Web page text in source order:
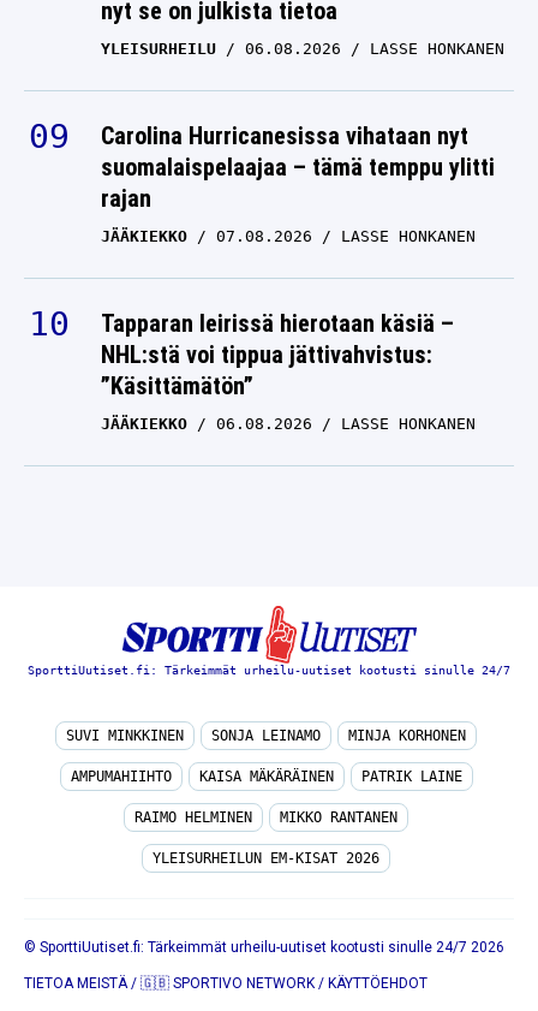
nyt se on julkista tietoa
YLEISURHEILU 06.08.2026 LASSE HONKANEN
Carolina Hurricanesissa vihataan nyt
suomalaispelaajaa – tämä temppu ylitti
rajan
JÄÄKIEKKO 07.08.2026 LASSE HONKANEN
Tapparan leirissä hierotaan käsiä –
NHL:stä voi tippua jättivahvistus:
”Käsittämätön”
JÄÄKIEKKO 06.08.2026 LASSE HONKANEN
SporttiUutiset.fi: Tärkeimmät urheilu-uutiset kootusti sinulle 24/7
SUVI MINKKINEN SONJA LEINAMO MINJA KORHONEN
AMPUMAHIIHTO KAISA MÄKÄRÄINEN PATRIK LAINE
RAIMO HELMINEN MIKKO RANTANEN
YLEISURHEILUN EM-KISAT 2026
© SporttiUutiset.fi: Tärkeimmät urheilu-uutiset kootusti sinulle 24/7 2026
TIETOA MEISTÄ/ 🇬🇧 SPORTIVO NETWORK / KÄYTTÖEHDOT